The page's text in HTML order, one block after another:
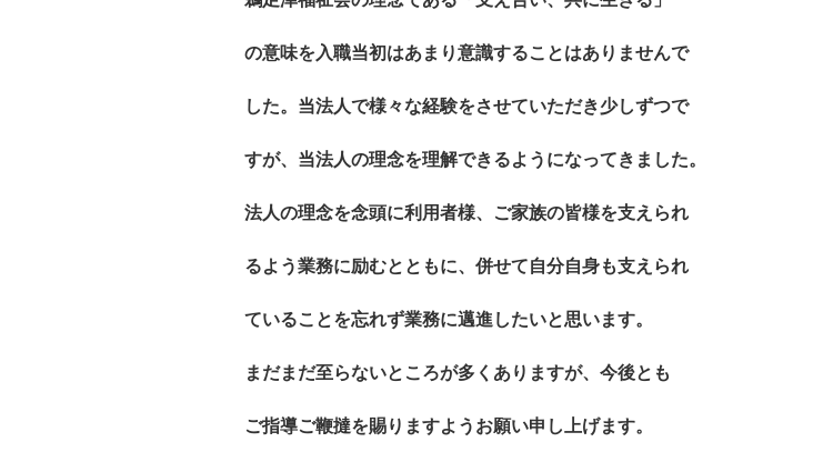
の意味を入職当初はあまり意識することはありませんで
した。当法人で様々な経験をさせていただき少しずつで
すが、当法人の理念を理解できるようになってきました。
法人の理念を念頭に利用者様、ご家族の皆様を支えられ
るよう業務に励むとともに、併せて自分自身も支えられ
ていることを忘れず業務に邁進したいと思います。
まだまだ至らないところが多くありますが、今後とも
ご指導ご鞭撻を賜りますようお願い申し上げます。